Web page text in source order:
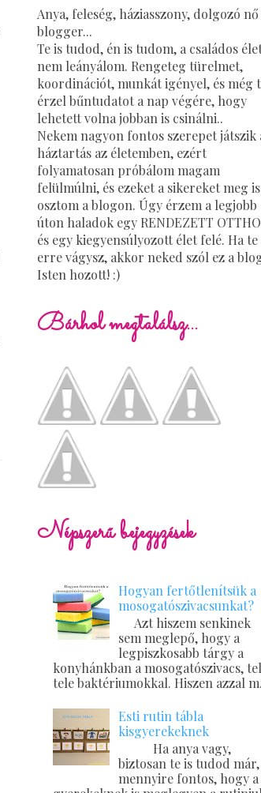
Anya, feleség, háziasszony, dolgozó nő
blogger...
Te is tudod, én is tudom, a családos
nem leányálom. Rengeteg türelmet,
koordinációt, munkát igényel, és még
érzel bűntudatot a nap végére, hogy
lehetett volna jobban is csinálni..
Nekem nagyon fontos szerepet játszik
háztartás az életemben, ezért
folyamatosan próbálom magam
felülmúlni, és ezeket a sikereket meg is
osztom a blogon. Úgy érzem a legjobb
úton haladok egy RENDEZETT
és egy kiegyensúlyozott élet felé. Ha te
erre vágysz, akkor neked szól ez a
Isten hozott! :)
Bárhol megtalálsz...
Népszerű bejegyzések
Hogyan fertőtlenítsük a
mosogatószivacsunkat?
Azt hiszem senkinek
sem meglepő, hogy a
legpiszkosabb tárgy a
konyhánkban a mosogatószivacs,
tele baktériumokkal. Hiszen azzal
Esti rutin tábla
kisgyerekeknek
Ha anya vagy,
biztosan te is tudod már,
mennyire fontos, hogy a